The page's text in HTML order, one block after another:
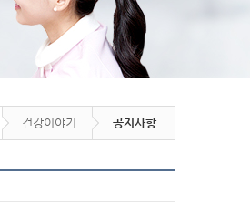
건강이야기 공지사항